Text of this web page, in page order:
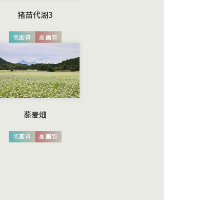
猪苗代湖3
低画質 高画質
蕎麦畑
低画質 高画質